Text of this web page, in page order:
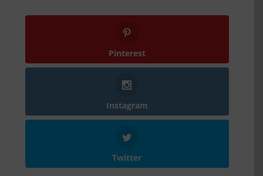
Pinterest
Instagram
Twitter